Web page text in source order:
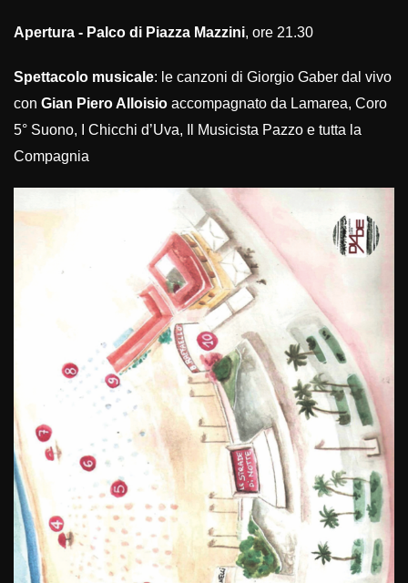
Apertura - Palco di Piazza Mazzini, ore 21.30
Spettacolo musicale: le canzoni di Giorgio Gaber dal vivo
con Gian Piero Alloisio accompagnato da Lamarea, Coro
5° Suono, I Chicchi d’Uva, Il Musicista Pazzo e tutta la
Compagnia